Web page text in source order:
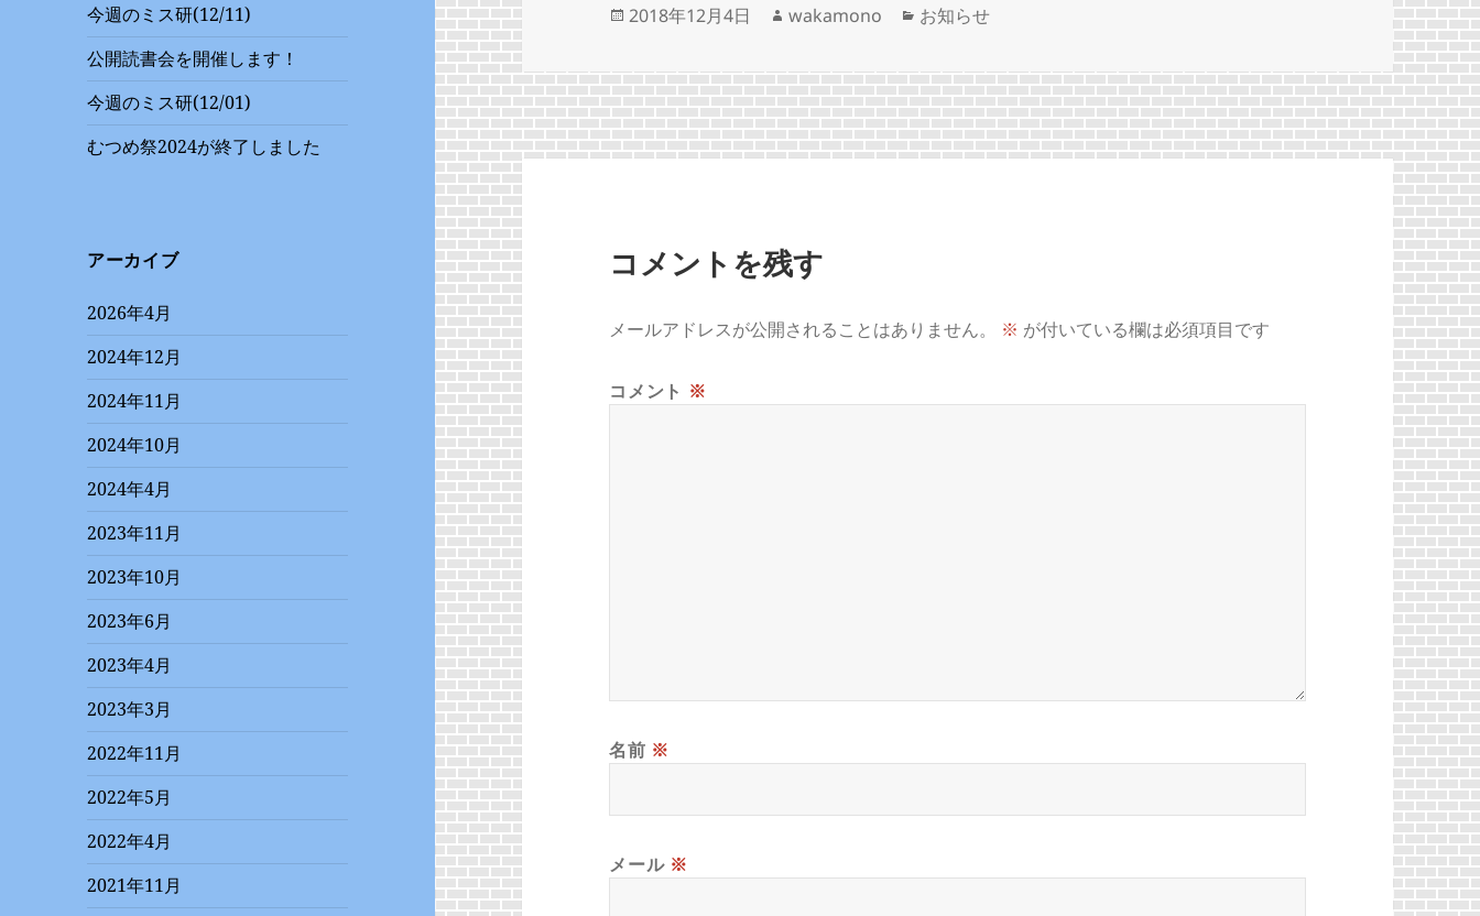
今週のミス研(12/11)
公開読書会を開催します！
今週のミス研(12/01)
むつめ祭2024が終了しました
アーカイブ
2026年4月
2024年12月
2024年11月
2024年10月
2024年4月
2023年11月
2023年10月
2023年6月
2023年4月
2023年3月
2022年11月
2022年5月
2022年4月
2021年11月
投
日:
2018年12月4日
作
者
wakamono
カ
ゴ
リ
ー
お知らせ
コメントを残す
メールアドレスが公開されることはありません。 ※ が付いている欄は必須項目です
コメント ※
名前 ※
メール ※